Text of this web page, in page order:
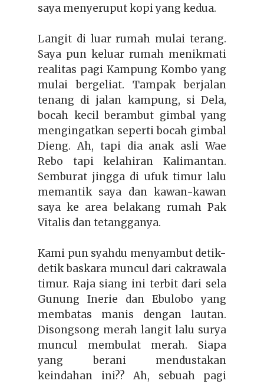
saya menyeruput kopi yang kedua.
Langit di luar rumah mulai terang.
Saya pun keluar rumah menikmati
realitas pagi Kampung Kombo yang
mulai bergeliat. Tampak berjalan
tenang di jalan kampung, si Dela,
bocah kecil berambut gimbal yang
mengingatkan seperti bocah gimbal
Dieng. Ah, tapi dia anak asli Wae
Rebo tapi kelahiran Kalimantan.
Semburat jingga di ufuk timur lalu
memantik saya dan kawan-kawan
saya ke area belakang rumah Pak
Vitalis dan tetangganya.
Kami pun syahdu menyambut detik-
detik baskara muncul dari cakrawala
timur. Raja siang ini terbit dari sela
Gunung Inerie dan Ebulobo yang
membatas manis dengan lautan.
Disongsong merah langit lalu surya
muncul membulat merah. Siapa
yang berani mendustakan
keindahan ini?? Ah, sebuah pagi